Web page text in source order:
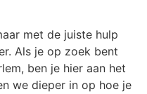
met de juiste hulp
Als je op zoek bent
ben je hier aan het
we dieper in op hoe je